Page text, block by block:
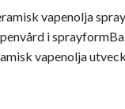
vapenolja
i
vapenolja